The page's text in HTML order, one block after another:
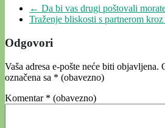
← Da bi vas drugi poštovali
Traženje bliskosti s partnerom
Odgovori
Vaša adresa e-pošte neće biti objavljena.
označena sa * (obavezno)
Komentar * (obavezno)